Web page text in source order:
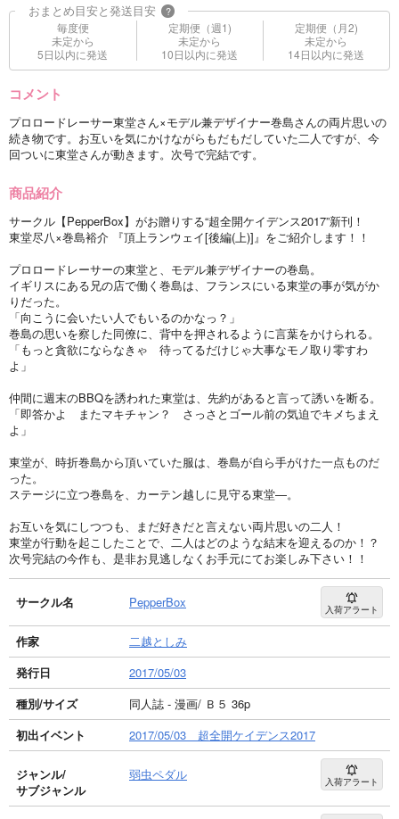
おまとめ目安と発送目安 ?
毎度便
未定から
5日以内に発送
定期便（週1)
未定から
10日以内に発送
定期便（月2)
未定から
14日以内に発送
コメント
プロロードレーサー東堂さん×モデル兼デザイナー巻島さんの両片思いの
続き物です。お互いを気にかけながらもだもだしていた二人ですが、今
回ついに東堂さんが動きます。次号で完結です。
商品紹介
サークル【PepperBox】がお贈りする“超全開ケイデンス2017”新刊！
東堂尽八×巻島裕介 『頂上ランウェイ[後編(上)]』をご紹介します！！
プロロードレーサーの東堂と、モデル兼デザイナーの巻島。
イギリスにある兄の店で働く巻島は、フランスにいる東堂の事が気がか
りだった。
「向こうに会いたい人でもいるのかなっ？」
巻島の思いを察した同僚に、背中を押されるように言葉をかけられる。
「もっと貪欲にならなきゃ 待ってるだけじゃ大事なモノ取り零すわ
よ」
仲間に週末のBBQを誘われた東堂は、先約があると言って誘いを断る。
「即答かよ またマキチャン？ さっさとゴール前の気迫でキメちまえ
よ」
東堂が、時折巻島から頂いていた服は、巻島が自ら手がけた一点ものだ
った。
ステージに立つ巻島を、カーテン越しに見守る東堂―。
お互いを気にしつつも、まだ好きだと言えない両片思いの二人！
東堂が行動を起こしたことで、二人はどのような結末を迎えるのか！？
次号完結の今作も、是非お見逃しなくお手元にてお楽しみ下さい！！
サークル名 PepperBox 入荷アラート
作家
二越としみ
発行日
2017/05/03
種別/サイズ
同人誌 - 漫画/ Ｂ５ 36p
初出イベント
2017/05/03 超全開ケイデンス2017
ジャンル/
サブジャンル
弱虫ペダル 入荷アラート